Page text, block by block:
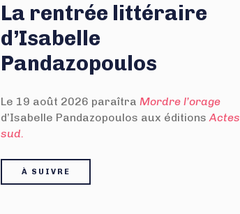
La rentrée littéraire
d’Isabelle
Pandazopoulos
Le 19 août 2026 paraîtra Mordre l’orage
d’Isabelle Pandazopoulos aux éditionsActes
sud.
À SUIVRE